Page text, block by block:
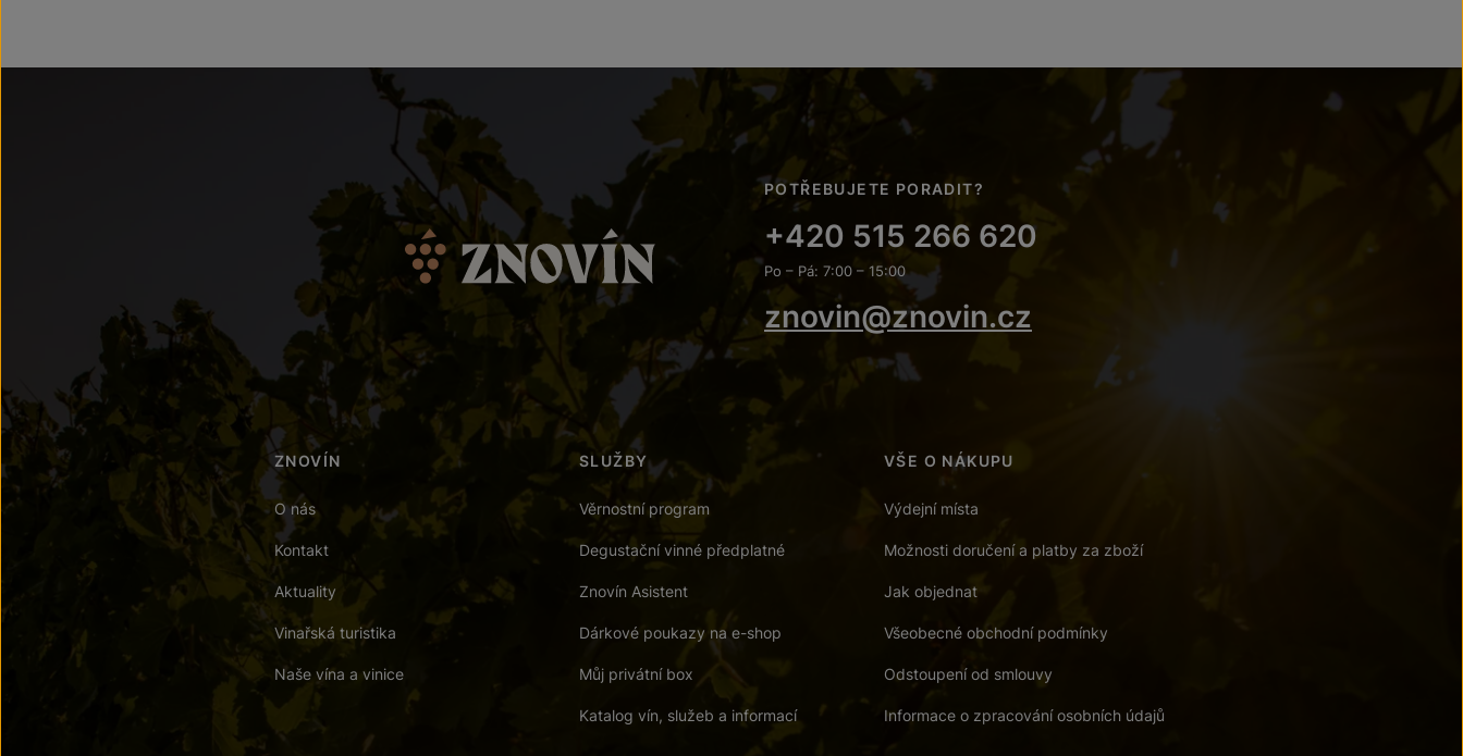
POTŘEBUJETE PORADIT?
+420 515 266 620
Po – Pá: 7:00 – 15:00
znovin@znovin.cz
ZNOVÍN
O nás
Kontakt
Aktuality
Vinařská turistika
Naše vína a vinice
SLUŽBY
Věrnostní program
Degustační vinné předplatné
Znovín Asistent
Dárkové poukazy na e-shop
Můj privátní box
Katalog vín, služeb a informací
VŠE O NÁKUPU
Výdejní místa
Možnosti doručení a platby za zboží
Jak objednat
Všeobecné obchodní podmínky
Odstoupení od smlouvy
Informace o zpracování osobních údajů